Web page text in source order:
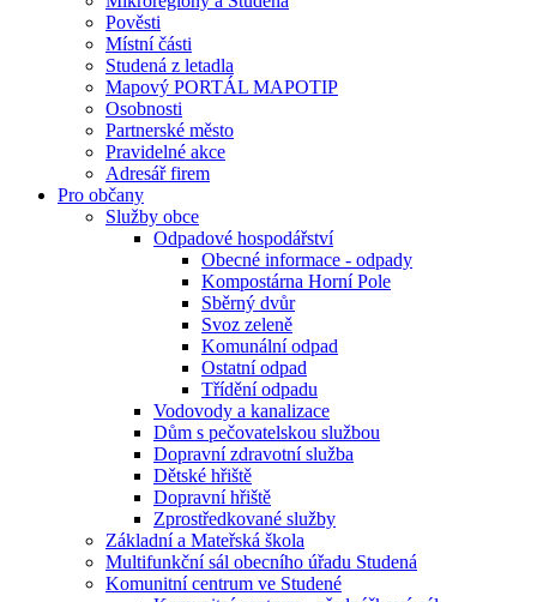
Pověsti
Místní části
Studená z letadla
Mapový PORTÁL MAPOTIP
Osobnosti
Partnerské město
Pravidelné akce
Adresář firem
Pro občany
Služby obce
Odpadové hospodářství
Obecné informace - odpady
Kompostárna Horní Pole
Sběrný dvůr
Svoz zeleně
Komunální odpad
Ostatní odpad
Třídění odpadu
Vodovody a kanalizace
Dům s pečovatelskou službou
Dopravní zdravotní služba
Dětské hřiště
Dopravní hřiště
Zprostředkované služby
Základní a Mateřská škola
Multifunkční sál obecního úřadu Studená
Komunitní centrum ve Studené